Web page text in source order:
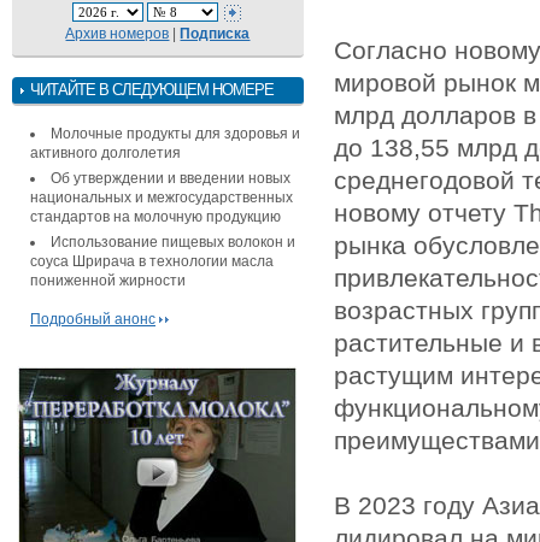
Архив номеров |Подписка
ЧИТАЙТЕ В СЛЕДУЮЩЕМ НОМЕРЕ
Молочные продукты для здоровья и
активного долголетия
Об утверждении и введении новых
национальных и межгосударственных
стандартов на молочную продукцию
Использование пищевых волокон и
соуса Шрирача в технологии масла
пониженной жирности
Подробный анонс
Согласно
мировой рынок
млрд долларов в
до 138,55 млрд
среднегодовой
новому отчету
рынка
возрастных
растительные и
растущим
В 2023 году